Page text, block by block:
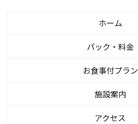
ホーム
パック・料金
お食事付プラン
施設案内
アクセス